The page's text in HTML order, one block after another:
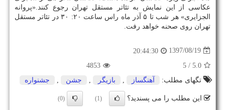
عكاسی از این نمایش به تئاتر مستقل تهران رجوع كنند.«پروانه
الجزایری» هر شب تا ۵ آذر ماه راس ساعت ۲۰: ۳۰ در تئاتر مستقل
تهران روی صحنه خواهد رفت.
1397/08/19
20:44:30
5.0
/ 5
4853
تگهای مطلب:
آهنگساز بازیگر جشن جشنواره
این مطلب را می پسندید؟ (1)
(0)